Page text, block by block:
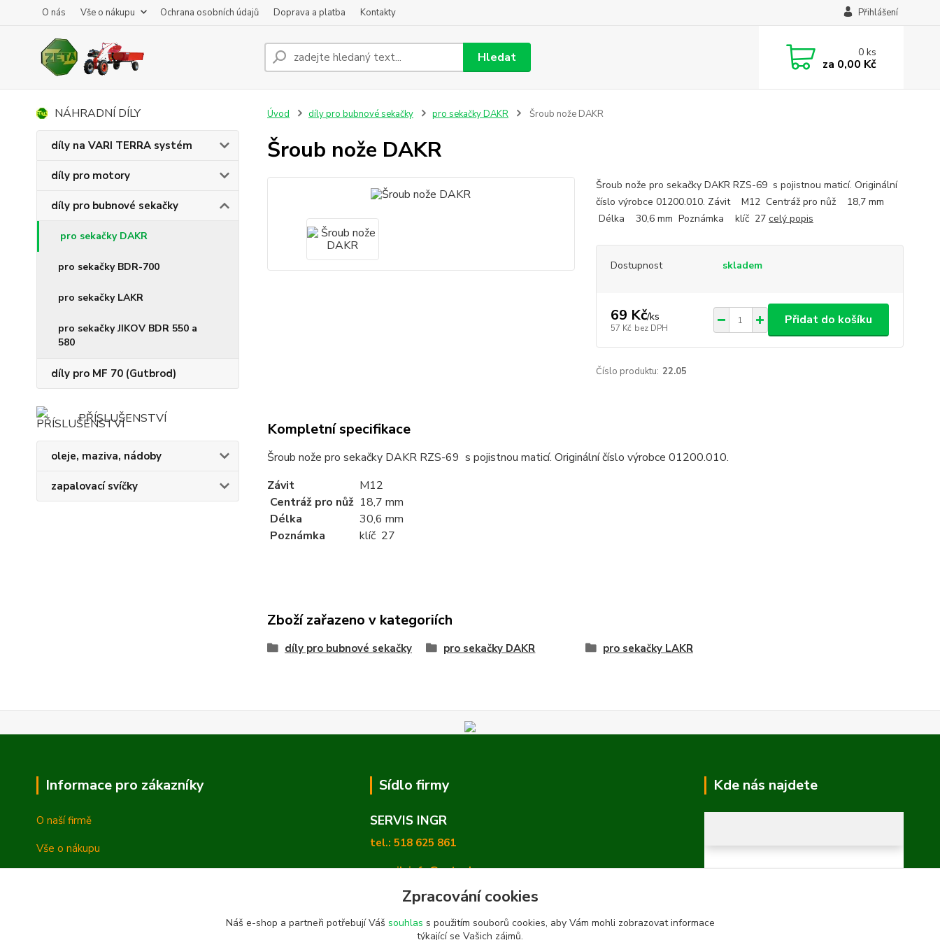
O nás Vše o nákupu Ochrana osobních údajů Doprava a platba Kontakty Přihlášení
Hledat 0ks
za 0,00 Kč
NÁHRADNÍ DÍLY
díly na VARI TERRA systém
díly pro motory
díly pro bubnové sekačky
pro sekačky DAKR
pro sekačky BDR-700
pro sekačky LAKR
pro sekačky JIKOV BDR 550 a
580
díly pro MF 70 (Gutbrod)
PŘÍSLUŠENSTVÍ
oleje, maziva, nádoby
zapalovací svíčky
Úvod díly pro bubnové sekačky pro sekačky DAKR Šroub nože DAKR
Šroub nože DAKR
Šroub nože pro sekačky DAKR RZS-69 s pojistnou maticí. Originální
číslo výrobce 01200.010. Závit M12 Centráž pro nůž 18,7 mm
Délka 30,6 mm Poznámka klíč 27 celý popis
Dostupnost skladem
69 Kč/ks
57 Kč bez DPH
Přidat do košíku
Číslo produktu: 22.05
Kompletní specifikace
Šroub nože pro sekačky DAKR RZS-69 s pojistnou maticí. Originální číslo výrobce 01200.010.
Závit
M12
Centráž pro nůž 18,7 mm
Délka
30,6 mm
Poznámka
klíč 27
Zboží zařazeno v kategoriích
díly pro bubnové sekačky pro sekačky DAKR pro sekačky LAKR
Informace pro zákazníky
O naší firmě
Vše o nákupu
Sídlo firmy
SERVIS INGR
tel.: 518 625 861
e-mail: info@zetashop.cz
Mgr. Olga Hradilová, Ph. D.
Skoronice 169, Vlkoš 696 41
Kde nás najdete
Zpracování cookies
Náš e-shop a partneři potřebují Váš souhlas s použitím souborů cookies, aby Vám mohli zobrazovat informace
týkající se Vašich zájmů.